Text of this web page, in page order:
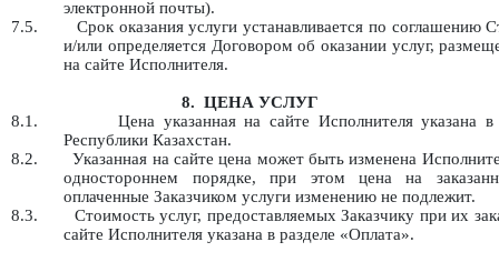
электронной почты).
7.5.
Срок оказания услуги устанавливается по соглашению
и/или определяется Договором об оказании услуг,
на сайте Исполнителя.
8. ЦЕНА УСЛУГ
8.1.
Цена указанная на сайте Исполнителя указана в
Республики Казахстан.
8.2.
Указанная на сайте цена может быть изменена
одностороннем порядке, при этом цена на
оплаченные Заказчиком услуги изменению не подлежит.
8.3.
Стоимость услуг, предоставляемых Заказчику при их
сайте Исполнителя указана в разделе «Оплата».